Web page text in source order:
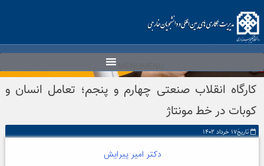
to
content
کارگاه انقلاب صنعتی چهارم و پنجم؛ تعامل انسان و
کوبات در خط مونتاژ
تاریخ۱۷ خرداد ۱۴۰۲
دکتر امیر پیرایش